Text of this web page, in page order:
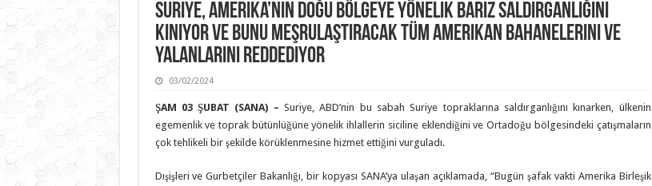
Suriye, Amerika’nın Doğu Bölgeye Yönelik Bariz Saldırganlığını
Kınıyor ve Bunu Meşrulaştıracak Tüm Amerikan Bahanelerini ve
Yalanlarını Reddediyor
03/02/2024
ŞAM 03 ŞUBAT (SANA) –Suriye, ABD’nin bu sabah Suriye topraklarına saldırganlığını kınarken, ülkenin
egemenlik ve toprak bütünlüğüne yönelik ihlallerin siciline eklendiğini ve Ortadoğu bölgesindeki çatışmaların
çok tehlikeli bir şekilde körüklenmesine hizmet ettiğini vurguladı.
Dışişleri ve Gurbetçiler Bakanlığı, bir kopyası SANA’ya ulaşan açıklamada, “Bugün şafak vakti Amerika Birleşik